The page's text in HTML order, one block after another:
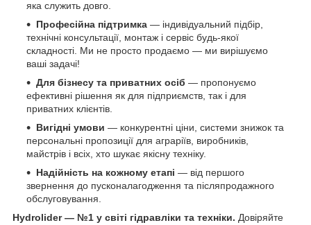
яка служить довго.
Професійна підтримка — індивідуальний підбір,
технічні консультації, монтаж і сервіс будь-якої
складності. Ми не просто продаємо — ми вирішуємо
ваші задачі!
Для бізнесу та приватних осіб — пропонуємо
ефективні рішення як для підприємств, так і для
приватних клієнтів.
Вигідні умови — конкурентні ціни, системи знижок та
персональні пропозиції для аграріїв, виробників,
майстрів і всіх, хто шукає якісну техніку.
Надійність на кожному етапі — від першого
звернення до пусконалагодження та післяпродажного
обслуговування.
Hydrolider — №1 у світі гідравліки та техніки. Довіряйте